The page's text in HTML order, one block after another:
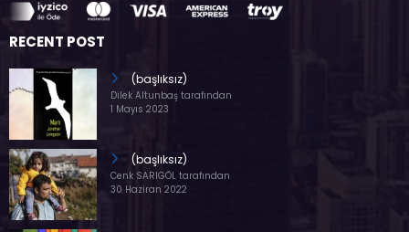
RECENT POST
(başlıksız)
Dilek Altunbaş tarafından
1 Mayıs 2023
(başlıksız)
Cenk SARIGÖL tarafından
30 Haziran 2022